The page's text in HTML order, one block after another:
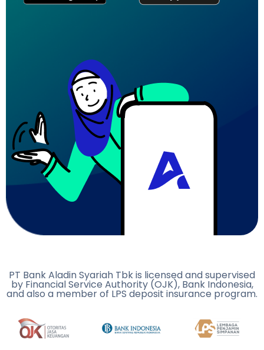
PT Bank Aladin Syariah Tbk is licensed and supervised
by Financial Service Authority (OJK), Bank Indonesia,
and also a member of LPS deposit insurance program.